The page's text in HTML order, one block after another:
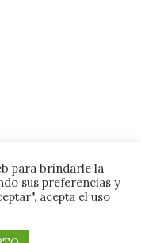
AVISO LEGAL
para brindarle la
sus preferencias y
acepta el uso